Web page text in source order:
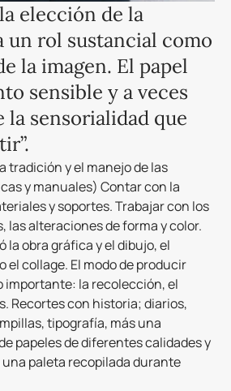
elección de la
un rol sustancial como
la imagen. El papel
sensible y a veces
sensorialidad que
tradición y el manejo de las
y manuales) Contar con la
y soportes. Trabajar con los
las alteraciones de forma y color.
la obra gráfica y el dibujo, el
el collage. El modo de producir
importante: la recolección, el
Recortes con historia; diarios,
tipografía, más una
papeles de diferentes calidades y
paleta recopilada durante